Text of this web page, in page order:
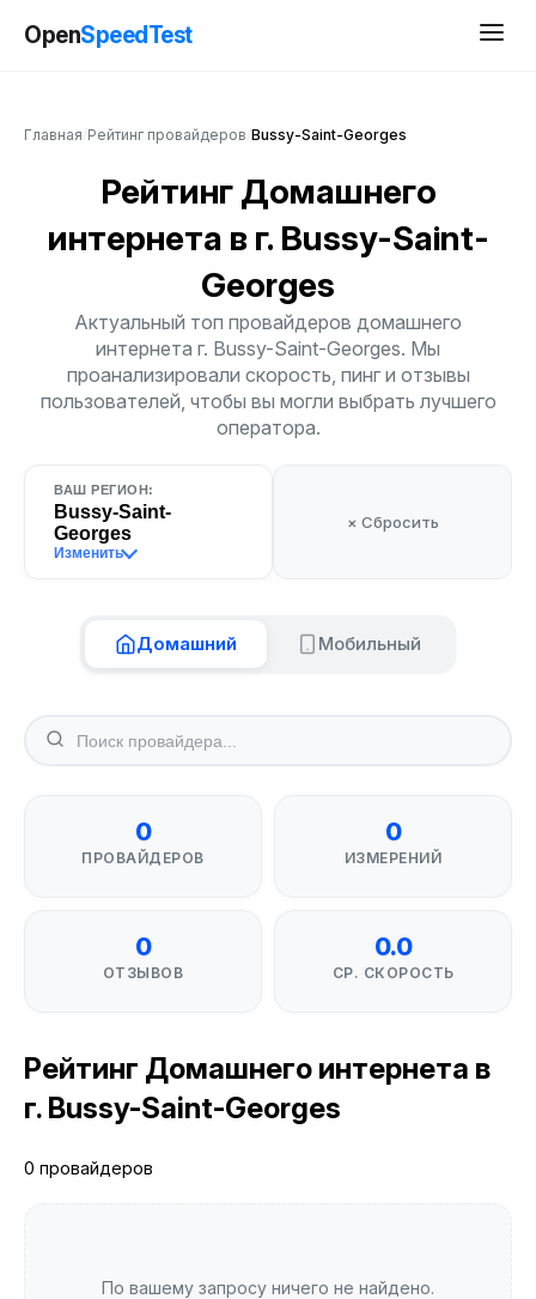
OpenSpeedTest
Главная Рейтинг провайдеров Bussy-Saint-Georges
Рейтинг Домашнего
интернета в г. Bussy-Saint-
Georges
Актуальный топ провайдеров домашнего
интернета г. Bussy-Saint-Georges. Мы
проанализировали скорость, пинг и отзывы
пользователей, чтобы вы могли выбрать лучшего
оператора.
ВАШ РЕГИОН:
Bussy-Saint-
Georges
Изменить
× Сбросить
Домашний Мобильный
0
ПРОВАЙДЕРОВ
0
ИЗМЕРЕНИЙ
0
ОТЗЫВОВ
0.0
СР. СКОРОСТЬ
Рейтинг Домашнего интернета в
г. Bussy-Saint-Georges
0 провайдеров
По вашему запросу ничего не найдено.